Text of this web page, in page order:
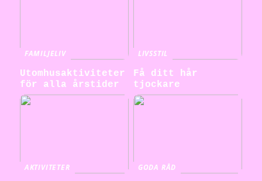
FAMILJELIV
Utomhusaktiviteter
för alla årstider
LIVSSTIL
Få ditt hår
tjockare
AKTIVITETER GODA RÅD